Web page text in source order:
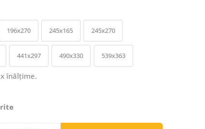
196x270 245x165 245x270
441x297 490x330 539x363
înălțime.